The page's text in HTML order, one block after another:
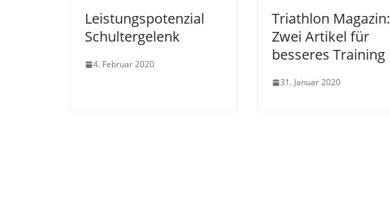
Leistungspotenzial
Schultergelenk
4. Februar 2020
Triathlon Magazin:
Zwei Artikel für
besseres Training
31. Januar 2020